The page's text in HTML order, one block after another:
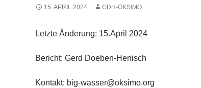
15. APRIL 2024 GDH-OKSIMO
Letzte Änderung: 15.April 2024
Bericht: Gerd Doeben-Henisch
Kontakt: big-wasser@oksimo.org